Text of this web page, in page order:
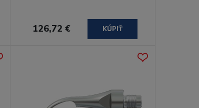
126,72 € KÚPIŤ